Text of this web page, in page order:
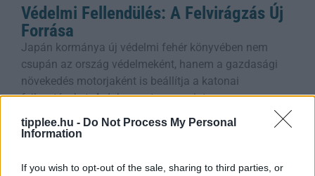
tipplee.hu - Do Not Process My Personal
Information
If you wish to opt-out of the sale, sharing to third parties, or
Védelmi Fellendülés: A Felvirágzás Új
Forrása
Japán kormánya új védelmi fehér könyvében nem
csupán az ország védelmeként, hanem a gazdasági
növekedés motorjaként is beállítja a katonai
fejlesztéseket. A dokumentum szerint a